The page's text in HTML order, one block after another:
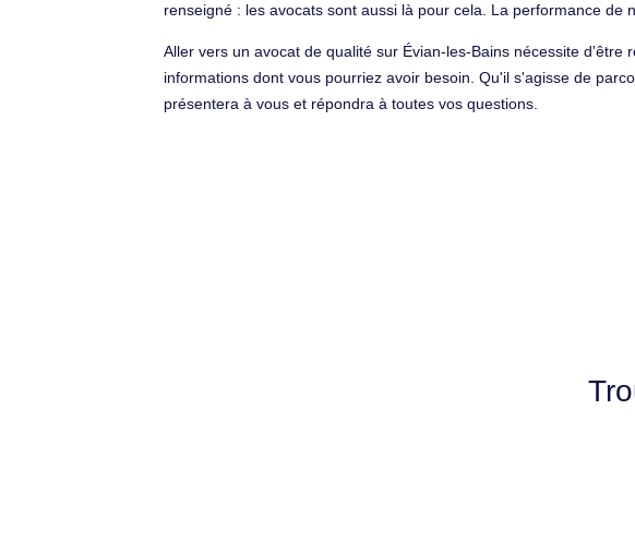
renseigné : les avocats sont aussi là pour cela. La performance
Aller vers un avocat de qualité sur Évian-les-Bains nécessite
informations dont vous pourriez avoir besoin. Qu'il s'agisse de
présentera à vous et répondra à toutes vos questions.